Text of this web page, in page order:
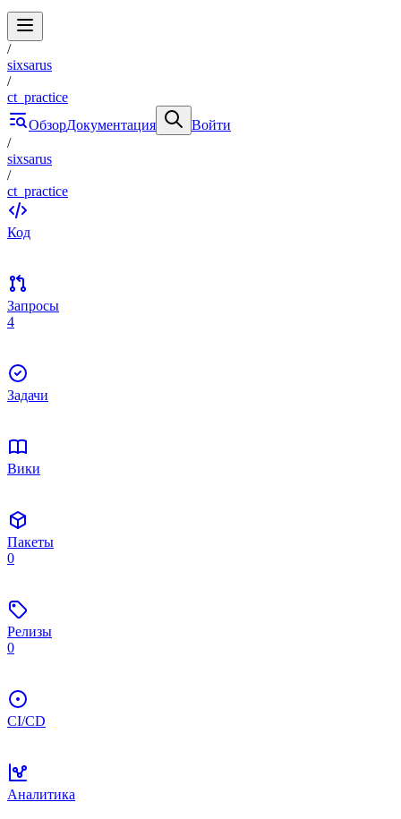
/
sixsarus
/
ct_practice
ОбзорДокументация
Войти
/
sixsarus
/
ct_practice
Код
Запросы
4
Задачи
Вики
Пакеты
0
Релизы
0
CI/CD
Аналитика